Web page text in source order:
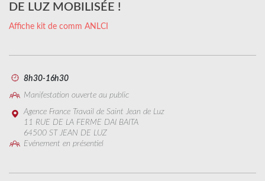
DE LUZ MOBILISÉE !
Affiche kit de comm ANLCI
8h30-16h30
Manifestation ouverte au public
Agence France Travail de Saint Jean de Luz
11 RUE DE LA FERME DAI BAITA
64500 ST JEAN DE LUZ
Evénement en présentiel